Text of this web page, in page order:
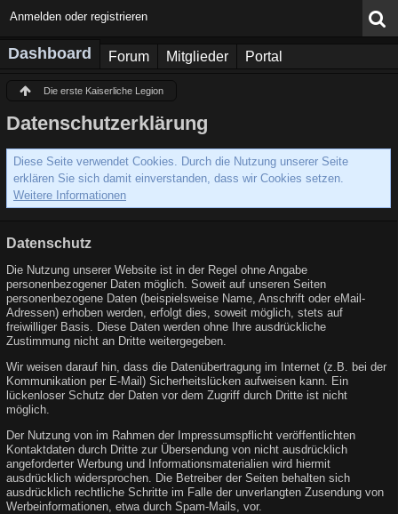
Anmelden oder registrieren
Dashboard Forum Mitglieder Portal
Die erste Kaiserliche Legion
Datenschutzerklärung
Diese Seite verwendet Cookies. Durch die Nutzung unserer Seite
erklären Sie sich damit einverstanden, dass wir Cookies setzen.
Weitere Informationen
Datenschutz
Die Nutzung unserer Website ist in der Regel ohne Angabe
personenbezogener Daten möglich. Soweit auf unseren Seiten
personenbezogene Daten (beispielsweise Name, Anschrift oder eMail-
Adressen) erhoben werden, erfolgt dies, soweit möglich, stets auf
freiwilliger Basis. Diese Daten werden ohne Ihre ausdrückliche
Zustimmung nicht an Dritte weitergegeben.
Wir weisen darauf hin, dass die Datenübertragung im Internet (z.B. bei der
Kommunikation per E-Mail) Sicherheitslücken aufweisen kann. Ein
lückenloser Schutz der Daten vor dem Zugriff durch Dritte ist nicht
möglich.
Der Nutzung von im Rahmen der Impressumspflicht veröffentlichten
Kontaktdaten durch Dritte zur Übersendung von nicht ausdrücklich
angeforderter Werbung und Informationsmaterialien wird hiermit
ausdrücklich widersprochen. Die Betreiber der Seiten behalten sich
ausdrücklich rechtliche Schritte im Falle der unverlangten Zusendung von
Werbeinformationen, etwa durch Spam-Mails, vor.